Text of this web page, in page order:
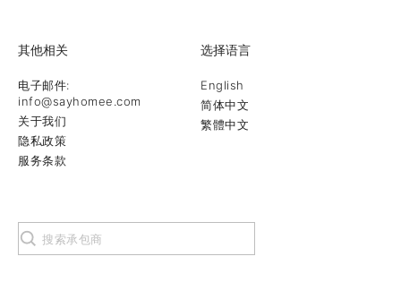
其他相关
电子邮件:
info@sayhomee.com
关于我们
隐私政策
服务条款
选择语言
English
简体中文
繁體中文